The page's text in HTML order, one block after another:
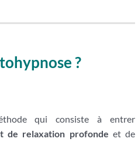
?
qui consiste à entrer
de relaxation profonde et de